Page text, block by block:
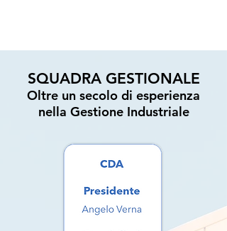
SQUADRA GESTIONALE
Oltre un secolo di esperienza
nella Gestione Industriale